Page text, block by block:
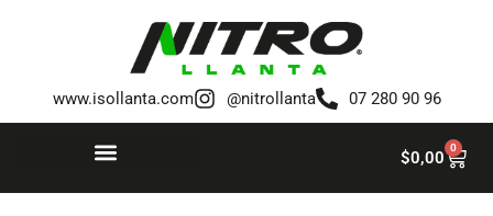
www.isollanta.com @nitrollanta 07 280 90 96
$0,00 0